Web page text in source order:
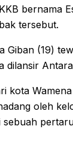
bernama
tersebut.
Giban (19)
dilansir
kota
oleh